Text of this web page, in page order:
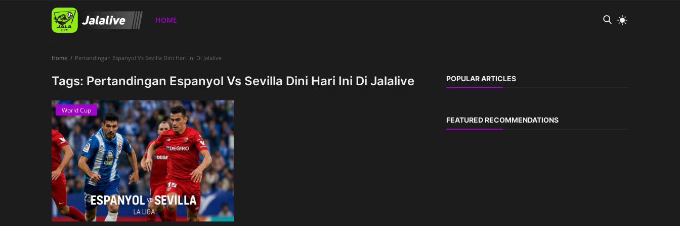
HOME
Home Pertandingan Espanyol Vs Sevilla Dini Hari Ini Di Jalalive
Tags: Pertandingan Espanyol Vs Sevilla Dini Hari Ini Di Jalalive
World Cup
POPULAR ARTICLES
FEATURED RECOMMENDATIONS